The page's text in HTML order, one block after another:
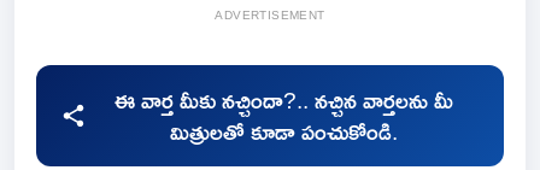
ADVERTISEMENT
ఈ వార్త మీకు నచ్చిందా?.. నచ్చిన వార్తలను మీ
మిత్రులతో కూడా పంచుకోండి.